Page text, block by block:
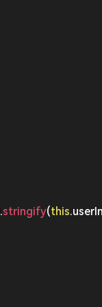
.stringify(this.